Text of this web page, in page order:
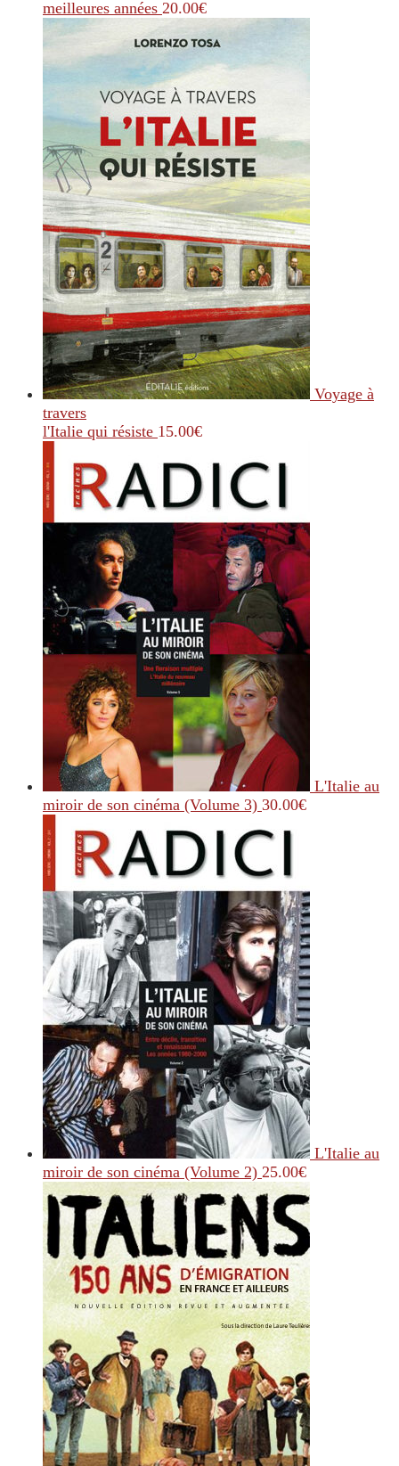
meilleures années 20.00€
Voyage à
travers
l'Italie qui résiste 15.00€
L'Italie au
miroir de son cinéma (Volume 3) 30.00€
L'Italie au
miroir de son cinéma (Volume 2) 25.00€